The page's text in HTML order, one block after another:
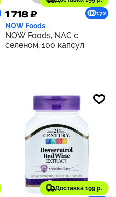
1 718 ₽ 172
NOW Foods
NOW Foods, NAC с
селеном, 100 капсул
Доставка 199 р.